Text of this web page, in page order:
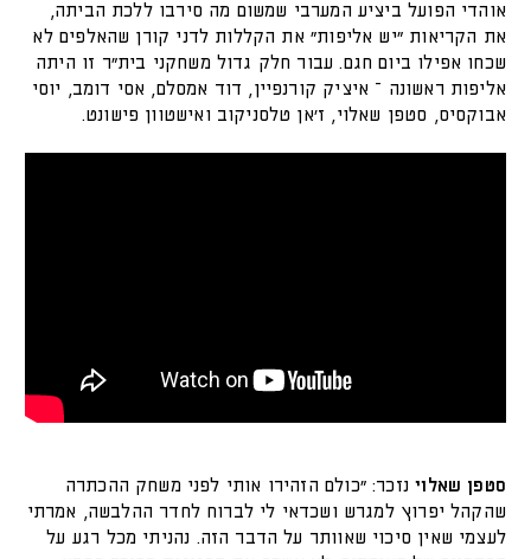
אוהדי הפועל ביציע המערבי שמשום מה סירבו ללכת הביתה,
את הקריאות "יש אליפות" את הקללות לדני קורן שהאלפים לא
שכחו אפילו ביום חגם. עבור חלק גדול משחקני בית"ר זו היתה
אליפות ראשונה – איציק קורנפיין, דוד אמסלם, אסי דומב, יוסי
אבוקסיס, סטפן שאלוי, ז'אן טלסניקוב ואישטוון פישונט.
סטפן שאלוינזכר: "כולם הזהירו אותי לפני משחק ההכתרה
שהקהל יפרוץ למגרש ושכדאי לי לברוח לחדר ההלבשה, אמרתי
לעצמי שאין סיכוי שאוותר על הדבר הזה. נהניתי מכל רגע על